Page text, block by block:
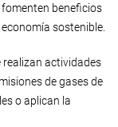
beneficios
sostenible.
realizan actividades
de gases de
o aplican la